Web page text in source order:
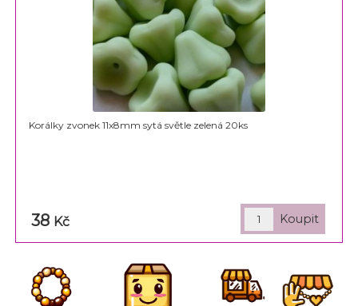
Korálky zvonek 11x8mm sytá světle zelená 20ks
38 Kč